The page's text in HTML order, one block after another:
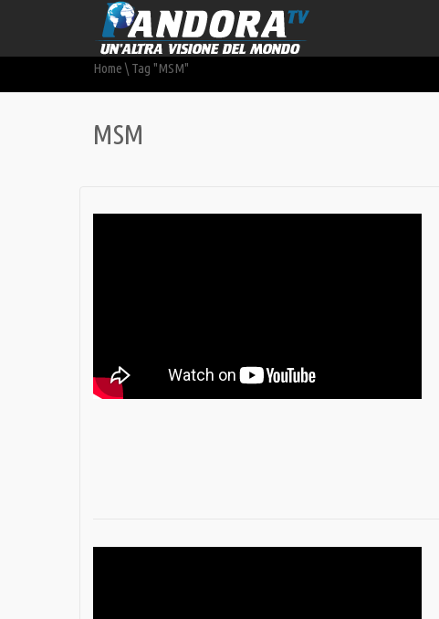
Home \ Tag "MSM"
MSM